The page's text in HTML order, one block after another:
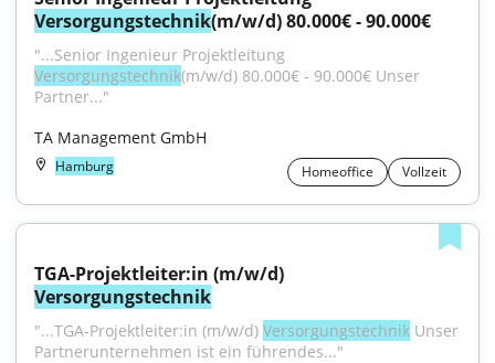
Versorgungstechnik(m/w/d) 80.000€ - 90.000€
Versorgungstechnik(m/w/d) 80.000€ - 90.000€ Unser
Partner..."
TA Management GmbH
Hamburg Homeoffice Vollzeit
Versorgungstechnik
"...TGA-Projektleiter:in (m/w/d) Versorgungstechnik Unser
Partnerunternehmen ist ein führendes..."